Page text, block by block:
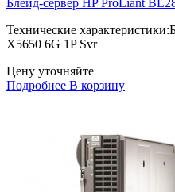
Блейд-сервер HP ProLiant
Технические
X5650 6G 1P Svr
Цену уточняйте
Подробнее В корзину